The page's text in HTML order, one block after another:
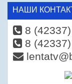
НАШИ
8
8